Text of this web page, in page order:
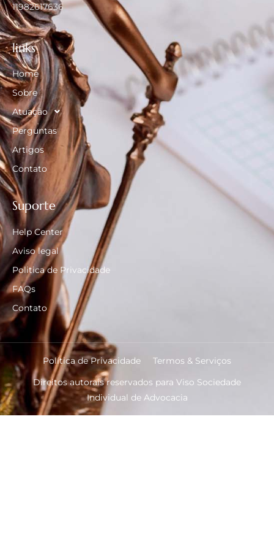
11982617636
links
Home
Sobre
Atuação
Perguntas
Artigos
Contato
Suporte
Help Center
Aviso legal
Politica de Privacidade
FAQs
Contato
Direitos autorais reservados para Viso Sociedade
Individual de Advocacia
Política de Privacidade Termos & Serviços